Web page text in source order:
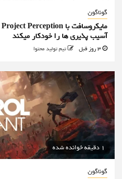
گوناگون
آسیب پذیری ها را خودکار میکند
تیم تولید محتوا
1 دقیقه خوانده شده
گوناگون